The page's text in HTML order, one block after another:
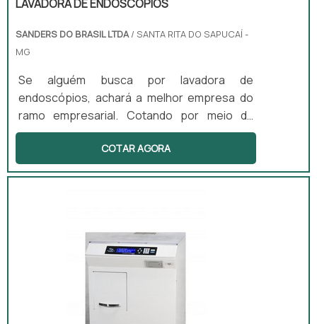
LAVADORA DE ENDOSCÓPIOS
SANDERS DO BRASIL LTDA/ SANTA RITA DO SAPUCAÍ -
MG
Se alguém busca por lavadora de
endoscópios, achará a melhor empresa do
ramo empresarial. Cotando por meio da
própria empresa e descobrindo a melhor
referência em qualidade.DIFERENCIAIS
IMPORTANTES DE LAVADORA DE
atua com lavadoras ultrassônicas e
circuladores de saneantes, garantindo a
satisfação da venda à entrega fin...
COTAR AGORA